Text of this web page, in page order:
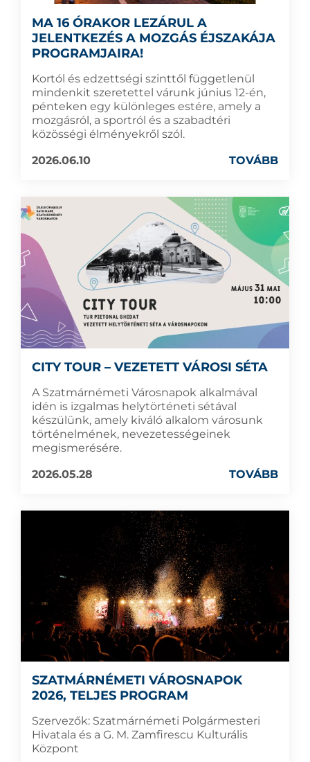
MA 16 ÓRAKOR LEZÁRUL A
JELENTKEZÉS A MOZGÁS ÉJSZAKÁJA
PROGRAMJAIRA!
Kortól és edzettségi szinttől függetlenül
mindenkit szeretettel várunk június 12-én,
pénteken egy különleges estére, amely a
mozgásról, a sportról és a szabadtéri
közösségi élményekről szól.
2026.06.10
TOVÁBB
CITY TOUR – VEZETETT VÁROSI SÉTA
A Szatmárnémeti Városnapok alkalmával
idén is izgalmas helytörténeti sétával
készülünk, amely kiváló alkalom városunk
történelmének, nevezetességeinek
megismerésére.
2026.05.28
TOVÁBB
SZATMÁRNÉMETI VÁROSNAPOK
2026, TELJES PROGRAM
Szervezők: Szatmárnémeti Polgármesteri
Hivatala és a G. M. Zamfirescu Kulturális
Központ